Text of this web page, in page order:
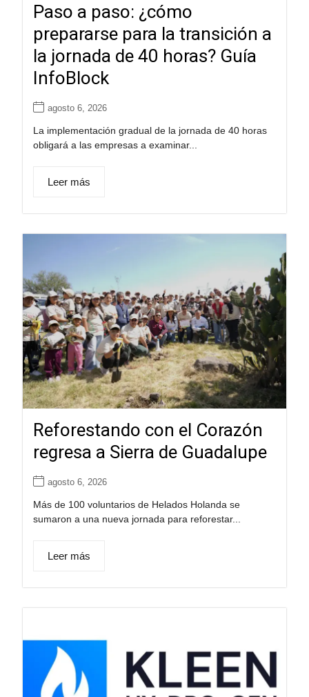
Paso a paso: ¿cómo
prepararse para la transición a
la jornada de 40 horas? Guía
InfoBlock
agosto 6, 2026
La implementación gradual de la jornada de 40 horas
obligará a las empresas a examinar...
Leer más
Reforestando con el Corazón
regresa a Sierra de Guadalupe
agosto 6, 2026
Más de 100 voluntarios de Helados Holanda se
sumaron a una nueva jornada para reforestar...
Leer más